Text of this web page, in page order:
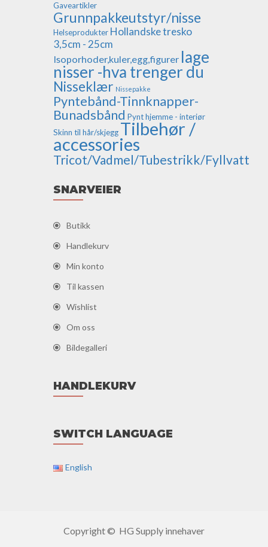
Gaveartikler
Grunnpakkeutstyr/nisse
Helseprodukter Hollandske tresko
3,5cm - 25cm
Isoporhoder,kuler,egg,figurer lage
nisser -hva trenger du
Nisseklær Nissepakke
Pyntebånd-Tinnknapper-
Bunadsbånd Pynt hjemme - interiør
Skinn til hår/skjegg Tilbehør /
accessories
Tricot/Vadmel/Tubestrikk/Fyllvatt
SNARVEIER
Butikk
Handlekurv
Min konto
Til kassen
Wishlist
Om oss
Bildegalleri
HANDLEKURV
SWITCH LANGUAGE
English
Copyright © HG Supply innehaver